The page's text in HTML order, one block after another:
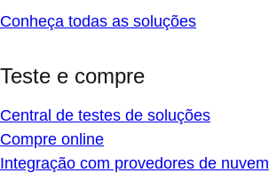
Conheça todas as soluções
Teste e compre
Central de testes de soluções
Compre online
Integração com provedores de nuvem